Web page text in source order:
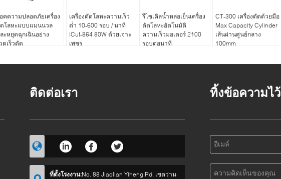
คความปลอดภัยเครื่อง
โลหะแบบแมนนวล
ะหยุดฉุกเฉินอย่าง
ดเร็วตัด
เครื่องตัดโลหะความเร็ว
ต่ํา 10-600 รอบ / นาที
iCut-864 80W ด้วยเจาะ
เพชร
รีไซเคิลน้ำหล่อเย็นเครื่อง
ตัดโลหะอัตโนมัติ
ความเร็วมอเตอร์ 2100
รอบต่อนาที
CT-300 เครื่องตัดด้วยมือ
Max Capacity Cylinder
เส้นผ่านศูนย์กลาง
100mm
ติดต่อเรา
ที่ตั้งโรงงาน:No. 88 Jiaolian Yiheng Rd, เขตว่าน
ทิ้งข้อความไว้